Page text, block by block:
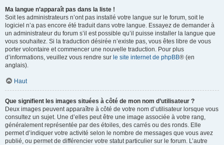
Ma langue n’apparaît pas dans la liste !
Soit les administrateurs n’ont pas installé votre langue sur le forum, soit le
logiciel n’a pas encore été traduit dans votre langue. Essayez de demander à
un administrateur du forum s’il est possible qu’il puisse installer la langue que
vous souhaitez. Si la traduction désirée n’existe pas, vous êtes libre de vous
porter volontaire et commencer une nouvelle traduction. Pour plus
d’informations, veuillez vous rendre sur le site internet de phpBB® (en
anglais).
Haut
Que signifient les images situées à côté de mon nom d’utilisateur ?
Deux images peuvent apparaître à côté de votre nom d’utilisateur lorsque vous
consultez un sujet. Une d’elles peut être une image associée à votre rang,
généralement représentée par des étoiles, des carrés ou des ronds. Elle
permet d’indiquer votre activité selon le nombre de messages que vous avez
publié, ou permet de différencier votre statut particulier sur le forum. L’autre